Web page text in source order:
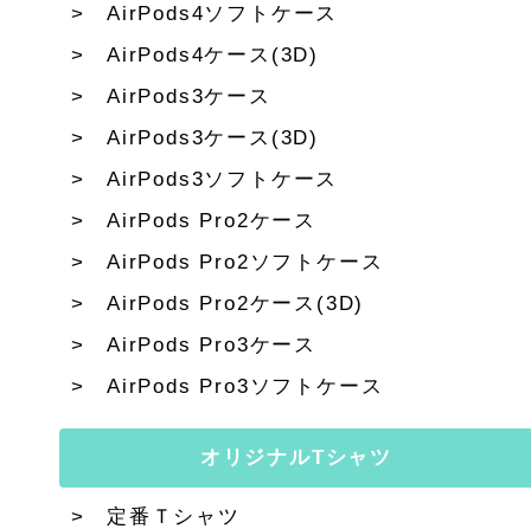
AirPods4ソフトケース
AirPods4ケース(3D)
AirPods3ケース
AirPods3ケース(3D)
AirPods3ソフトケース
AirPods Pro2ケース
AirPods Pro2ソフトケース
AirPods Pro2ケース(3D)
AirPods Pro3ケース
AirPods Pro3ソフトケース
オリジナルTシャツ
定番Ｔシャツ